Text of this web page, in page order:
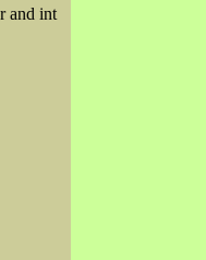
and int